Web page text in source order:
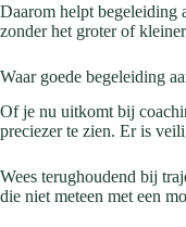
Daarom helpt begeleiding
zonder het groter of
Waar goede begeleiding
Of je nu uitkomt bij
preciezer te zien. Er is
Wees terughoudend bij
die niet meteen met een